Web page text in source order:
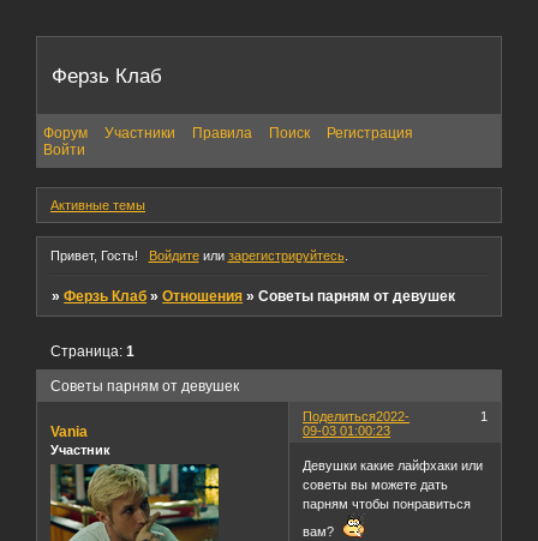
Ферзь Клаб
Форум Участники Правила Поиск
Регистрация
Войти
Активные темы
Привет, Гость! Войдитеили зарегистрируйтесь.
»Ферзь Клаб »Отношения »Советы парням от девушек
Советы парням от девушек
Страница:1
Поделиться 1
2022-
09-03 01:00:23
Vania
Участник
Девушки какие лайфхаки или
советы вы можете дать
парням чтобы понравиться
вам?